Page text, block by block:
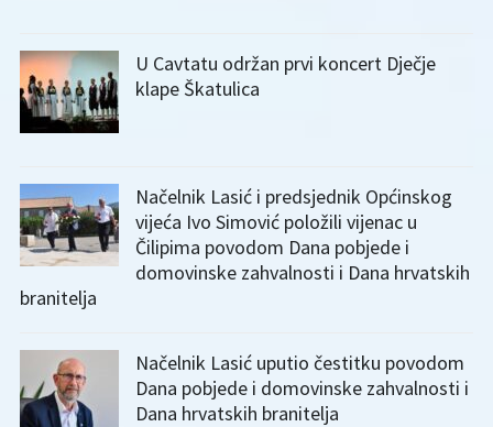
U Cavtatu održan prvi koncert Dječje
klape Škatulica
Načelnik Lasić i predsjednik Općinskog
vijeća Ivo Simović položili vijenac u
Čilipima povodom Dana pobjede i
domovinske zahvalnosti i Dana hrvatskih
branitelja
Načelnik Lasić uputio čestitku povodom
Dana pobjede i domovinske zahvalnosti i
Dana hrvatskih branitelja